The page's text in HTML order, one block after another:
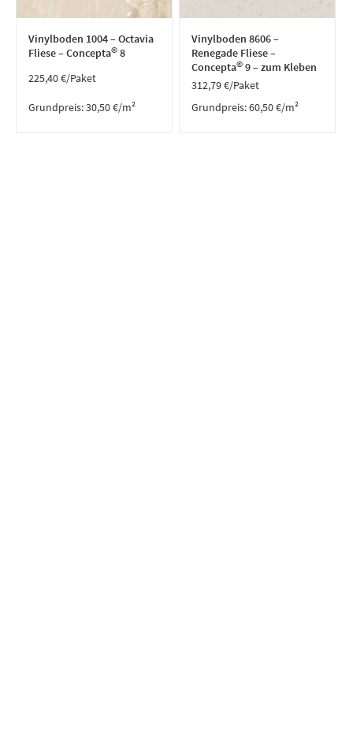
Vinylboden 1004 – Octavia
Fliese – Concepta© 8
225,40€/Paket
Grundpreis:30,50€/m²
Vinylboden 8606 –
Renegade Fliese –
Concepta© 9 – zum Kleben
312,79€/Paket
Grundpreis:60,50€/m²